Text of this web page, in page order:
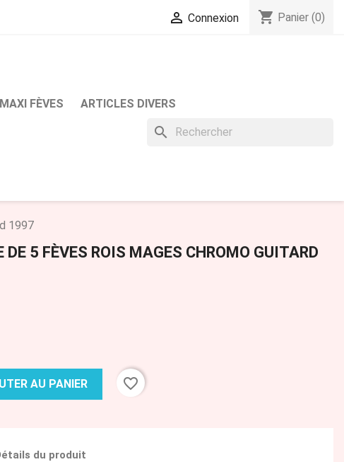
 Connexion shopping_cart Panier (0)
FÈVES ARTICLES DIVERS
search
1997
DE 5 FÈVES ROIS MAGES CHROMO GUITARD
AU PANIER favorite_border
du produit